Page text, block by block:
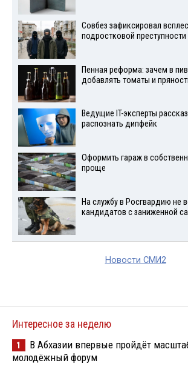
Совбез зафиксировал
подростковой преступности
Пенная реформа: зачем в
добавлять томаты и
Ведущие IT-эксперты
распознать дипфейк
Оформить гараж в
проще
На службу в Росгвардию не
кандидатов с заниженной
Новости СМИ2
Интересное за неделю
1
В Абхазии впервые пройдёт
молодёжный форум